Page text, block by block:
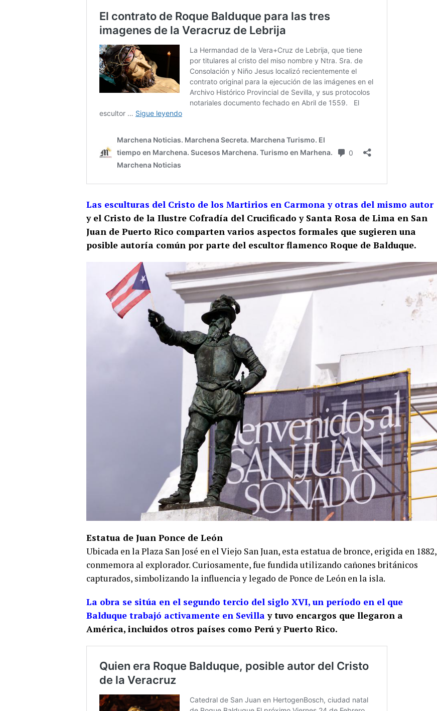
Las esculturas del Cristo de los Martirios en Carmona y otras del mismo autor
y el Cristo de la Ilustre Cofradía del Crucificado y Santa Rosa de Lima en San
Juan de Puerto Rico comparten varios aspectos formales que sugieren una
posible autoría común por parte del escultor flamenco Roque de Balduque.
Estatua de Juan Ponce de León
Ubicada en la Plaza San José en el Viejo San Juan, esta estatua de bronce, erigida en 1882,
conmemora al explorador. Curiosamente, fue fundida utilizando cañones británicos
capturados, simbolizando la influencia y legado de Ponce de León en la isla.
La obra se sitúa en el segundo tercio del siglo XVI, un período en el que
Balduque trabajó activamente en Sevillay tuvo encargos que llegaron a
América, incluidos otros países como Perú y Puerto Rico.